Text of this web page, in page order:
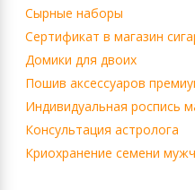
Сырные наборы
Сертификат в магазин
Домики для двоих
Пошив аксессуаров
Индивидуальная роспись
Консультация астролога
Криохранение семени